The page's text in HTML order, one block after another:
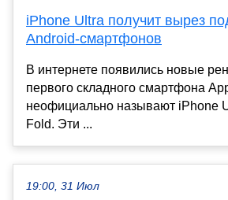
iPhone Ultra получит вырез
Android-смартфонов
В интернете появились новые
первого складного смартфона
неофициально называют iPhone
Fold. Эти ...
19:00, 31 Июл